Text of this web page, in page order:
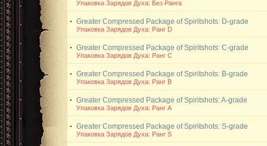
Упаковка Зарядов Духа: Без Ранга
Greater Compressed Package of Spiritshots: D-grade
Упаковка Зарядов Духа: Ранг D
Greater Compressed Package of Spiritshots: C-grade
Упаковка Зарядов Духа: Ранг C
Greater Compressed Package of Spiritshots: B-grade
Упаковка Зарядов Духа: Ранг B
Greater Compressed Package of Spiritshots: A-grade
Упаковка Зарядов Духа: Ранг A
Greater Compressed Package of Spiritshots: S-grade
Упаковка Зарядов Духа: Ранг S